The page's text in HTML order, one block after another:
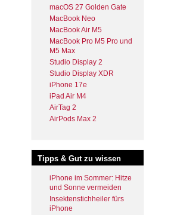
macOS 27 Golden Gate
MacBook Neo
MacBook Air M5
MacBook Pro M5 Pro und
M5 Max
Studio Display 2
Studio Display XDR
iPhone 17e
iPad Air M4
AirTag 2
AirPods Max 2
Tipps & Gut zu wissen
iPhone im Sommer: Hitze
und Sonne vermeiden
Insektenstichheiler fürs
iPhone